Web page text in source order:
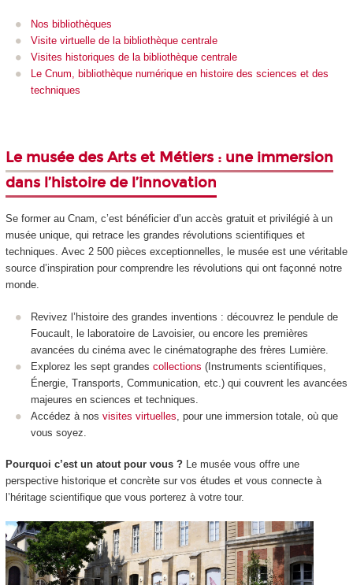
Nos bibliothèques
Visite virtuelle de la bibliothèque centrale
Visites historiques de la bibliothèque centrale
Le Cnum, bibliothèque numérique en histoire des sciences et des
techniques
Le musée des Arts et Métiers : une immersion
dans l’histoire de l’innovation
Se former au Cnam, c’est bénéficier d’un accès gratuit et privilégié à un
musée unique, qui retrace les grandes révolutions scientifiques et
techniques. Avec 2 500 pièces exceptionnelles, le musée est une véritable
source d’inspiration pour comprendre les révolutions qui ont façonné notre
monde.
Revivez l’histoire des grandes inventions : découvrez le pendule de
Foucault, le laboratoire de Lavoisier, ou encore les premières
avancées du cinéma avec le cinématographe des frères Lumière.
Explorez les sept grandes collections (Instruments scientifiques,
Énergie, Transports, Communication, etc.) qui couvrent les avancées
majeures en sciences et techniques.
Accédez à nos visites virtuelles , pour une immersion totale, où que
vous soyez.
Pourquoi c’est un atout pour vous ? Le musée vous offre une
perspective historique et concrète sur vos études et vous connecte à
l’héritage scientifique que vous porterez à votre tour.